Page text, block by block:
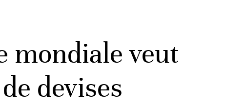
mondiale veut
devises